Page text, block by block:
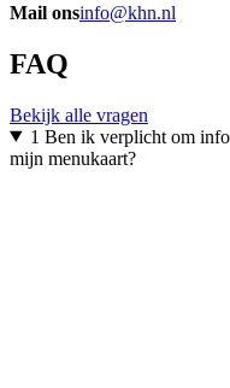
Mail onsinfo@khn.nl
FAQ
Bekijk alle vragen
1 Ben ik verplicht om
mijn menukaart?